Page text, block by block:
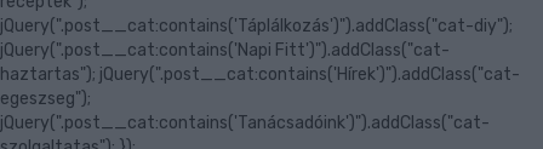
jQuery(".post__cat:contains('Táplálkozás')").addClass("cat-diy");
jQuery(".post__cat:contains('Napi Fitt')").addClass("cat-
haztartas"); jQuery(".post__cat:contains('Hírek')").addClass("cat-
egeszseg");
jQuery(".post__cat:contains('Tanácsadóink')").addClass("cat-